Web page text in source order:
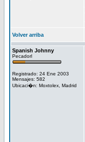
Volver arriba
Spanish Johnny
Pecadorl
Registrado: 24 Ene 2003
Mensajes: 582
Ubicaci�n: Moxtolex, Madrid